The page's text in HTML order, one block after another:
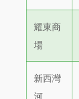
耀東商
場
新西灣
河